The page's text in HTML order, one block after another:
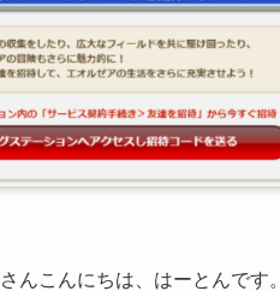
んこんにちは、はーとんです。